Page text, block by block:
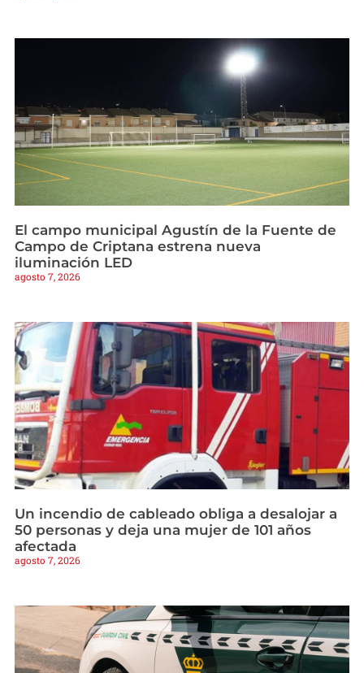
El campo municipal Agustín de la Fuente de
Campo de Criptana estrena nueva
iluminación LED
agosto 7, 2026
Un incendio de cableado obliga a desalojar a
50 personas y deja una mujer de 101 años
afectada
agosto 7, 2026